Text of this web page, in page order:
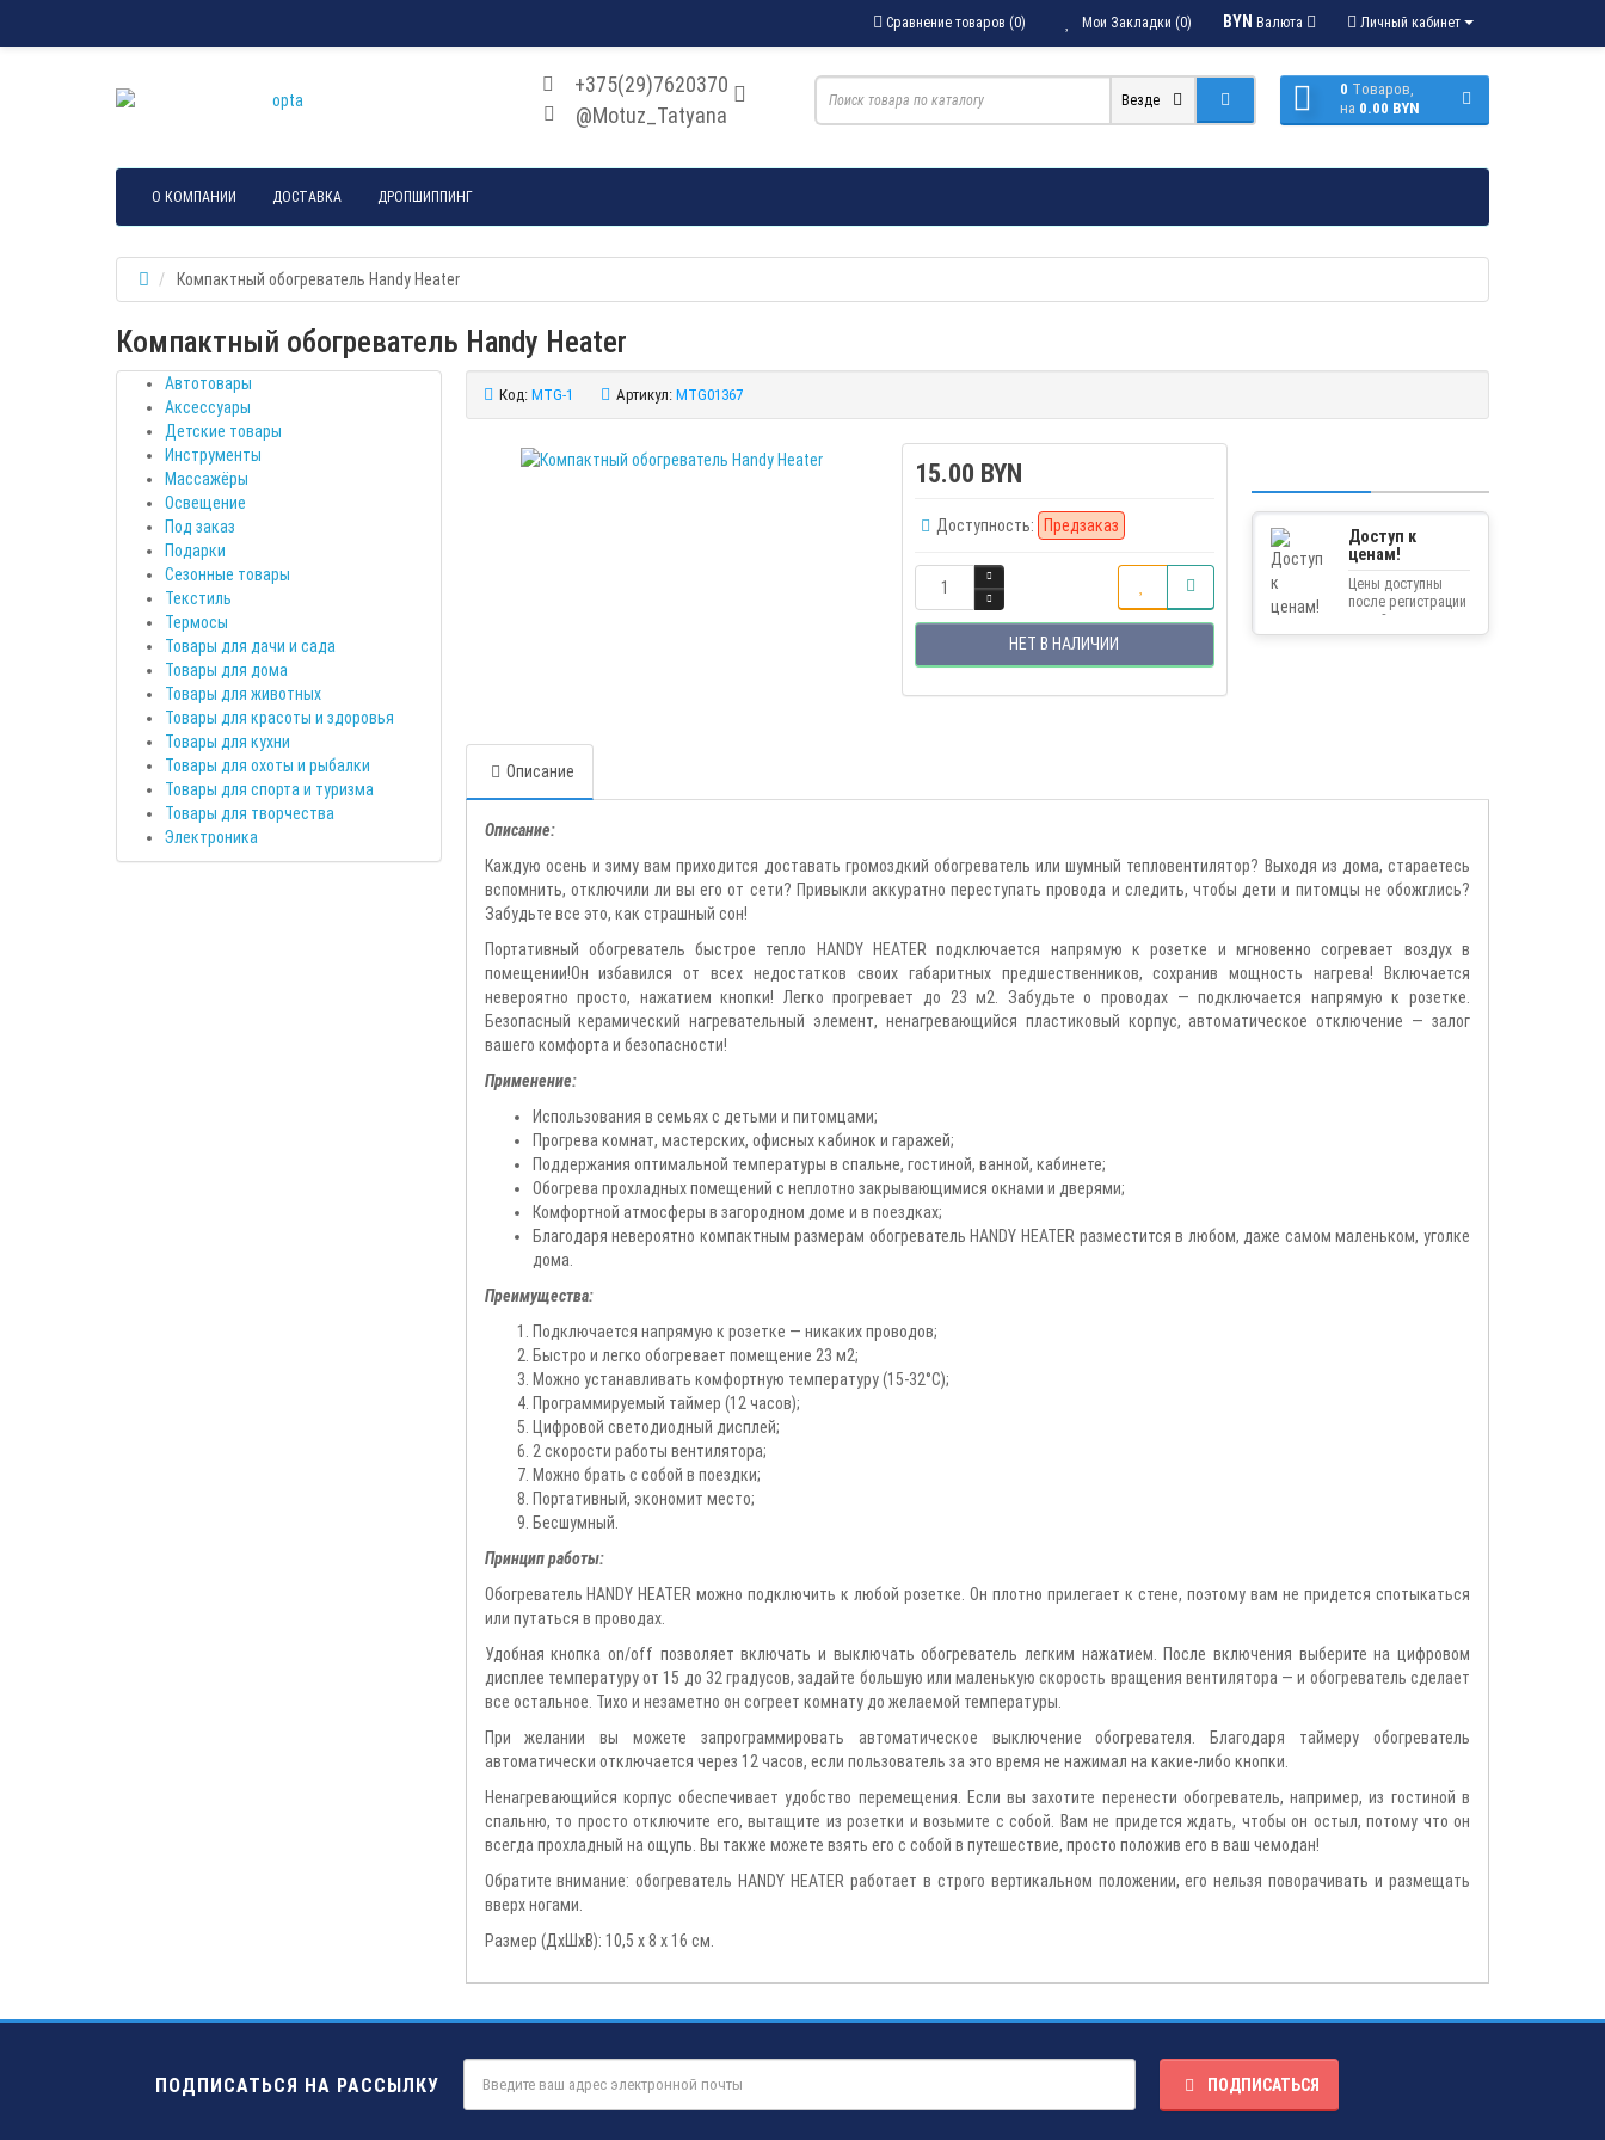
Личный кабинет
BYN Валюта
Мои Закладки (0)
Сравнение товаров (0)
+375(29)7620370
@Motuz_Tatyana
0 Tоваров,
на 0.00 BYN
Везде
О КОМПАНИИ ДОСТАВКА ДРОПШИППИНГ
Компактный обогреватель Handy Heater
Компактный обогреватель Handy Heater
Автотовары
Аксессуары
Детские товары
Инструменты
Массажёры
Освещение
Под заказ
Подарки
Сезонные товары
Текстиль
Термосы
Товары для дачи и сада
Товары для дома
Товары для животных
Товары для красоты и здоровья
Товары для кухни
Товары для охоты и рыбалки
Товары для спорта и туризма
Товары для творчества
Электроника
Код: MTG-1 Артикул: MTG01367
15.00 BYN
Доступность: Предзаказ
НЕТ В НАЛИЧИИ
Доступ к
ценам!
Цены доступны
после регистрации
на сайте.
Описание
Описание:
Каждую осень и зиму вам приходится доставать громоздкий обогреватель или шумный тепловентилятор? Выходя из дома, стараетесь
вспомнить, отключили ли вы его от сети? Привыкли аккуратно переступать провода и следить, чтобы дети и питомцы не обожглись?
Забудьте все это, как страшный сон!
Портативный обогреватель быстрое тепло HANDY HEATER подключается напрямую к розетке и мгновенно согревает воздух в
помещении!Он избавился от всех недостатков своих габаритных предшественников, сохранив мощность нагрева! Включается
невероятно просто, нажатием кнопки! Легко прогревает до 23 м2. Забудьте о проводах — подключается напрямую к розетке.
Безопасный керамический нагревательный элемент, ненагревающийся пластиковый корпус, автоматическое отключение — залог
вашего комфорта и безопасности!
Применение:
Использования в семьях с детьми и питомцами;
Прогрева комнат, мастерских, офисных кабинок и гаражей;
Поддержания оптимальной температуры в спальне, гостиной, ванной, кабинете;
Обогрева прохладных помещений с неплотно закрывающимися окнами и дверями;
Комфортной атмосферы в загородном доме и в поездках;
Благодаря невероятно компактным размерам обогреватель HANDY HEATER разместится в любом, даже самом маленьком, уголке
дома.
Преимущества:
Подключается напрямую к розетке — никаких проводов;
Быстро и легко обогревает помещение 23 м2;
Можно устанавливать комфортную температуру (15-32°С);
Программируемый таймер (12 часов);
Цифровой светодиодный дисплей;
2 скорости работы вентилятора;
Можно брать с собой в поездки;
Портативный, экономит место;
Бесшумный.
Принцип работы:
Обогреватель HANDY HEATER можно подключить к любой розетке. Он плотно прилегает к стене, поэтому вам не придется спотыкаться
или путаться в проводах.
Удобная кнопка on/off позволяет включать и выключать обогреватель легким нажатием. После включения выберите на цифровом
дисплее температуру от 15 до 32 градусов, задайте большую или маленькую скорость вращения вентилятора — и обогреватель сделает
все остальное. Тихо и незаметно он согреет комнату до желаемой температуры.
При желании вы можете запрограммировать автоматическое выключение обогревателя. Благодаря таймеру обогреватель
автоматически отключается через 12 часов, если пользователь за это время не нажимал на какие-либо кнопки.
Ненагревающийся корпус обеспечивает удобство перемещения. Если вы захотите перенести обогреватель, например, из гостиной в
спальню, то просто отключите его, вытащите из розетки и возьмите с собой. Вам не придется ждать, чтобы он остыл, потому что он
всегда прохладный на ощупь. Вы также можете взять его с собой в путешествие, просто положив его в ваш чемодан!
Обратите внимание: обогреватель HANDY HEATER работает в строго вертикальном положении, его нельзя поворачивать и размещать
вверх ногами.
Размер (ДхШхВ): 10,5 х 8 х 16 см.
ПОДПИСАТЬСЯ НА РАССЫЛКУ ПОДПИСАТЬСЯ